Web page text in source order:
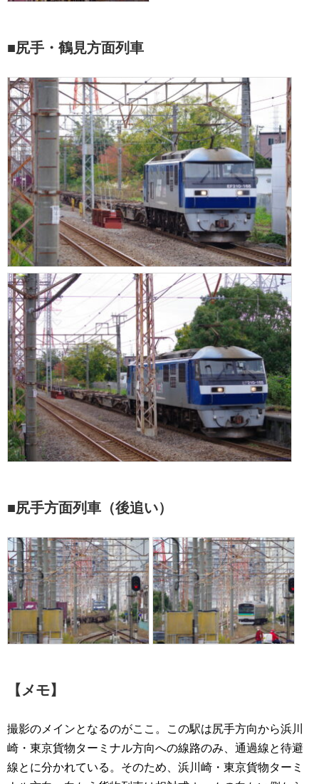
■尻手・鶴見方面列車
■尻手方面列車（後追い）
【メモ】
撮影のメインとなるのがここ。この駅は尻手方向から浜川
崎・東京貨物ターミナル方向への線路のみ、通過線と待避
線とに分かれている。そのため、浜川崎・東京貨物ターミ